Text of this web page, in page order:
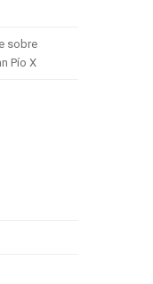
sobre
Pío X